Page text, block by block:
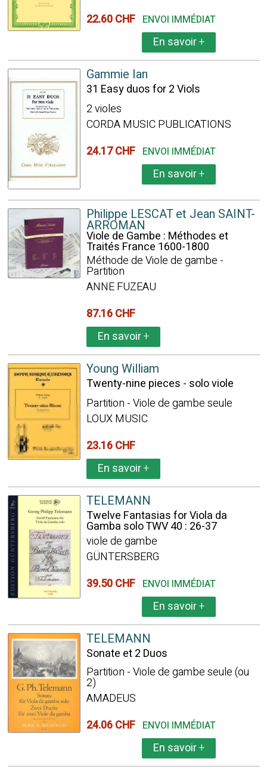
22.60 CHF ENVOI IMMÉDIAT
En savoir+
Gammie Ian
31 Easy duos for 2 Viols
2 violes
CORDA MUSIC PUBLICATIONS
24.17 CHF ENVOI IMMÉDIAT
En savoir+
Philippe LESCAT et Jean SAINT-
ARROMAN
Viole de Gambe : Méthodes et
Traités France 1600-1800
Méthode de Viole de gambe -
Partition
ANNE FUZEAU
87.16 CHF
En savoir+
Young William
Twenty-nine pieces - solo viole
Partition - Viole de gambe seule
LOUX MUSIC
23.16 CHF
En savoir+
TELEMANN
Twelve Fantasias for Viola da
Gamba solo TWV 40 : 26-37
viole de gambe
GÜNTERSBERG
39.50 CHF ENVOI IMMÉDIAT
En savoir+
TELEMANN
Sonate et 2 Duos
Partition - Viole de gambe seule (ou
2)
AMADEUS
24.06 CHF ENVOI IMMÉDIAT
En savoir+